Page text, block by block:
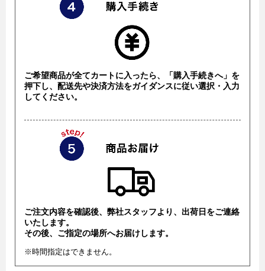
ご希望商品が全てカートに入ったら、「購入手続きへ」を
押下し、配送先や決済方法をガイダンスに従い選択・入力
してください。
ご注文内容を確認後、弊社スタッフより、出荷日をご連絡
いたします。
その後、ご指定の場所へお届けします。
※時間指定はできません。